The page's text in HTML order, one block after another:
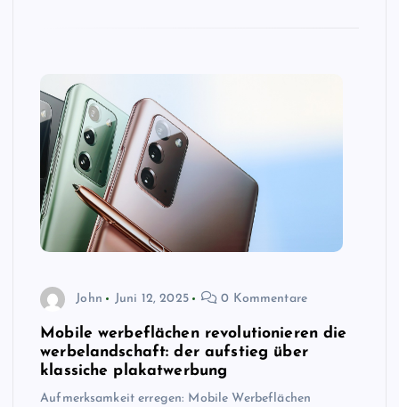
John Juni 12, 2025 0 Kommentare
Mobile werbeflächen revolutionieren die
werbelandschaft: der aufstieg über
klassiche plakatwerbung
Aufmerksamkeit erregen: Mobile Werbeflächen